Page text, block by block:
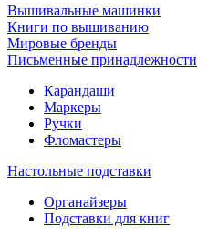
Вышивальные машинки
Книги по вышиванию
Мировые бренды
Письменные принадлежности
Карандаши
Маркеры
Ручки
Фломастеры
Настольные подставки
Органайзеры
Подставки для книг